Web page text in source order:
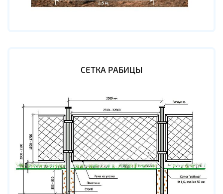
СЕТКА РАБИЦЫ